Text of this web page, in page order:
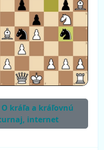
O kráľa a kráľovnú
internet